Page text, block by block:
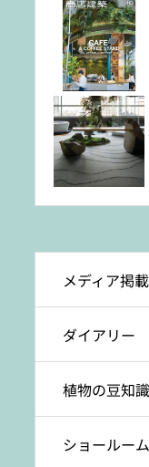
メディア掲載
ダイアリー
植物の豆知識
ショールーム